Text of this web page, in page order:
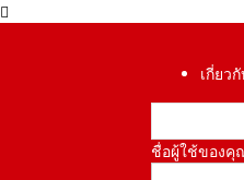
เกี่ยว
ชื่อผู้ใช้ของคุ